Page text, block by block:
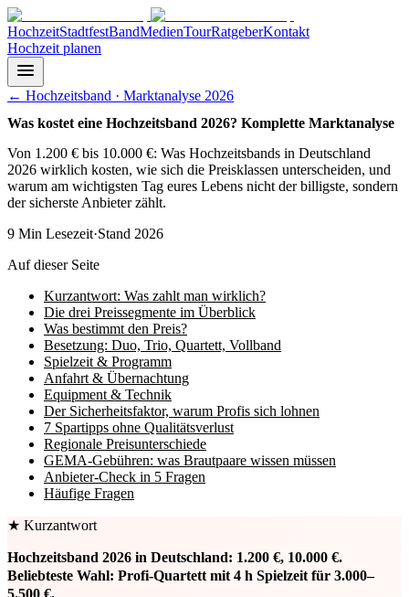
HochzeitStadtfestBandMedienTourRatgeberKontakt
Hochzeit planen
← Hochzeitsband · Marktanalyse 2026
Was kostet eine Hochzeitsband 2026? Komplette Marktanalyse
Von 1.200 € bis 10.000 €: Was Hochzeitsbands in Deutschland
2026 wirklich kosten, wie sich die Preisklassen unterscheiden, und
warum am wichtigsten Tag eures Lebens nicht der billigste, sondern
der sicherste Anbieter zählt.
9 Min Lesezeit·Stand 2026
Auf dieser Seite
Kurzantwort: Was zahlt man wirklich?
Die drei Preissegmente im Überblick
Was bestimmt den Preis?
Besetzung: Duo, Trio, Quartett, Vollband
Spielzeit & Programm
Anfahrt & Übernachtung
Equipment & Technik
Der Sicherheitsfaktor, warum Profis sich lohnen
7 Spartipps ohne Qualitätsverlust
Regionale Preisunterschiede
GEMA-Gebühren: was Brautpaare wissen müssen
Anbieter-Check in 5 Fragen
Häufige Fragen
★ Kurzantwort
Hochzeitsband 2026 in Deutschland: 1.200 €, 10.000 €.
Beliebteste Wahl: Profi-Quartett mit 4 h Spielzeit für 3.000–